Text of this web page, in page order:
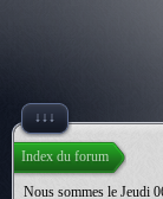
↓↓↓
Index du forum
Nous sommes le Jeudi